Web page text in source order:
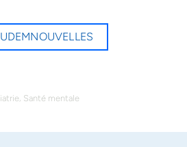
, Santé mentale